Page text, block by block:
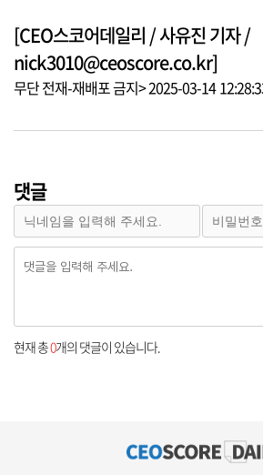
[CEO스코어데일리 / 사유진 기자 /
nick3010@ceoscore.co.kr]
무단 전재-재배포 금지> 2025-03-14
댓글
현재 총0개의 댓글이 있습니다.